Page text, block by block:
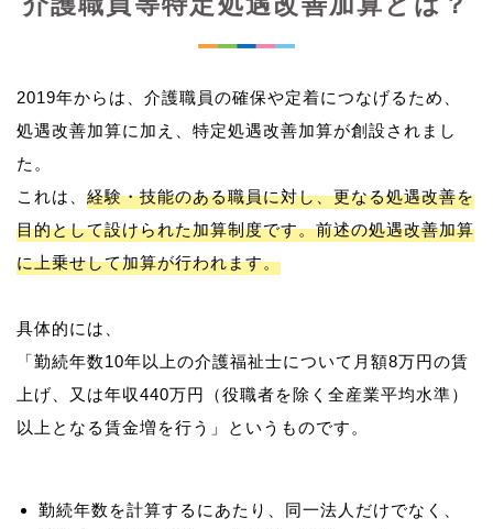
2019年からは、介護職員の確保や定着につなげるため、
処遇改善加算に加え、特定処遇改善加算が創設されまし
た。
これは、 経験・技能のある職員に対し、更なる処遇改善を
目的として設けられた加算制度です。前述の処遇改善加算
に上乗せして加算が行われます。
具体的には、
「勤続年数10年以上の介護福祉士について月額8万円の賃
上げ、又は年収440万円（役職者を除く全産業平均水準）
勤続年数を計算するにあたり、同一法人だけでなく、